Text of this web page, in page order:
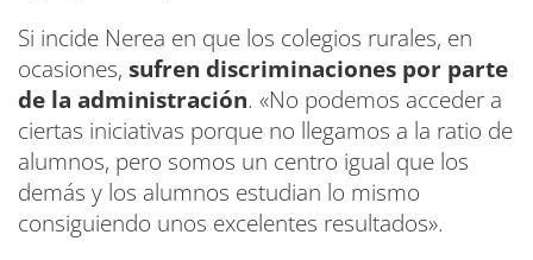
Si incide Nerea en que los colegios rurales, en
ocasiones, sufren discriminaciones por parte
de la administración. «No podemos acceder a
ciertas iniciativas porque no llegamos a la ratio de
alumnos, pero somos un centro igual que los
demás y los alumnos estudian lo mismo
consiguiendo unos excelentes resultados».